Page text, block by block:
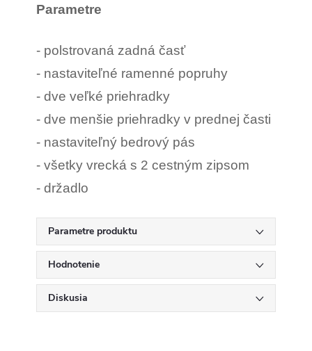
Parametre
- polstrovaná zadná časť
- nastaviteľné ramenné popruhy
- dve veľké priehradky
- dve menšie priehradky v prednej časti
- nastaviteľný bedrový pás
- všetky vrecká s 2 cestným zipsom
- držadlo
Parametre produktu
Hodnotenie
Diskusia